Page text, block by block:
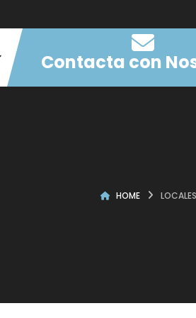
Contacta con
HOME